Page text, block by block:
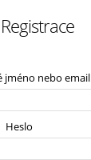
jméno nebo email
Heslo